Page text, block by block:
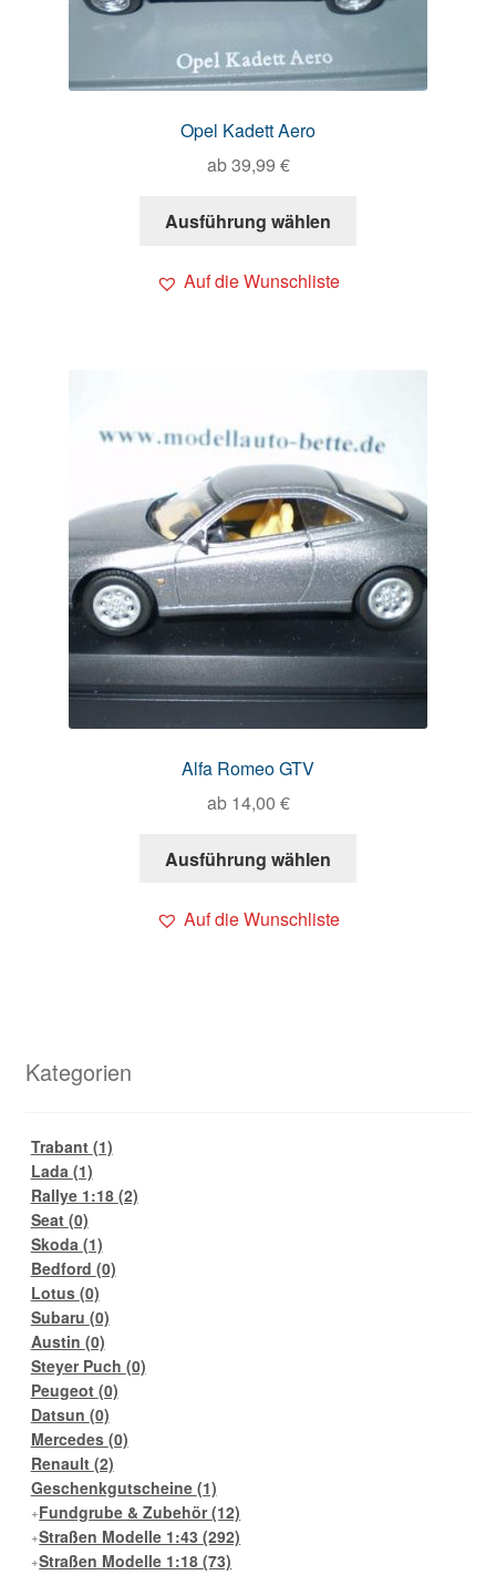
Opel Kadett Aero
ab39,99 €
Ausführung wählen
Auf die Wunschliste
Alfa Romeo GTV
ab 14,00 €
Ausführung wählen
Auf die Wunschliste
Kategorien
Trabant (1)
Lada (1)
Rallye 1:18 (2)
Seat (0)
Skoda (1)
Bedford (0)
Lotus (0)
Subaru (0)
Austin (0)
Steyer Puch (0)
Peugeot (0)
Datsun (0)
Mercedes (0)
Renault (2)
Geschenkgutscheine (1)
Fundgrube & Zubehör(12)
Straßen Modelle 1:43(292)
Straßen Modelle 1:18(73)